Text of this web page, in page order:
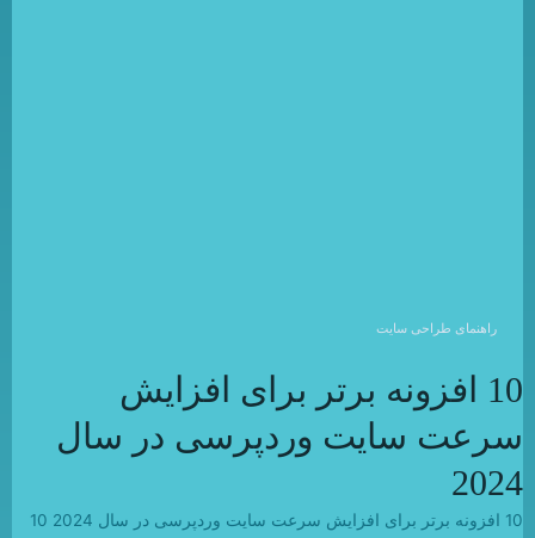
راهنمای طراحی سایت
10 افزونه برتر برای افزایش
سرعت سایت وردپرسی در سال
2024
10 افزونه برتر برای افزایش سرعت سایت وردپرسی در سال 2024 10